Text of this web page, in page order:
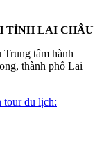
TỈNH LAI CHÂU
tâm hành
thành phố Lai
tour du lịch: